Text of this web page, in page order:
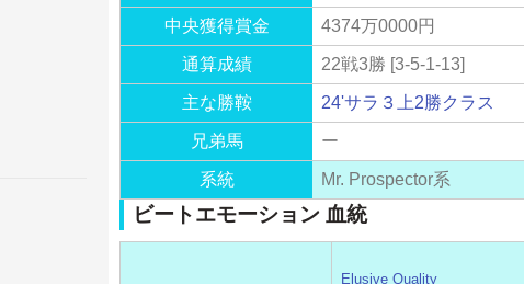
中央獲得賞金 4374万0000円
通算成績 22戦3勝 [3-5-1-13]
主な勝鞍 24'サラ３上2勝クラス
兄弟馬 ー
系統 Mr. Prospector系
ビートエモーション 血統
Elusive Quality